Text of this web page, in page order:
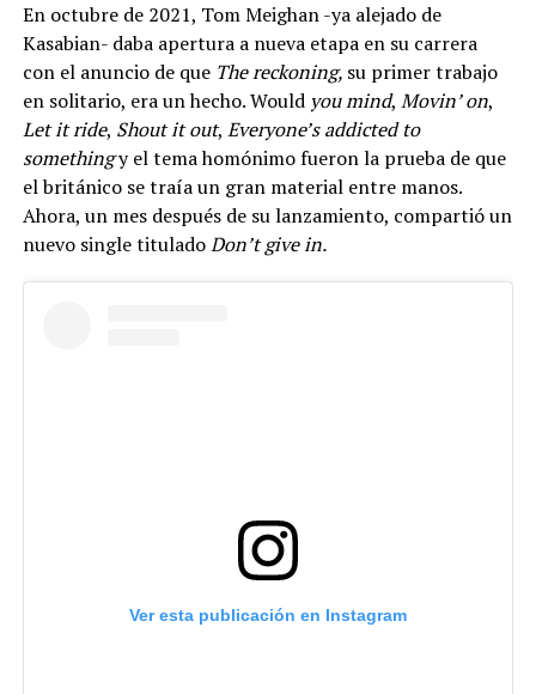
En octubre de 2021, Tom Meighan -ya alejado de
Kasabian- daba apertura a nueva etapa en su carrera
con el anuncio de que The reckoning, su primer trabajo
en solitario, era un hecho. Would you mind, Movin’ on,
Let it ride, Shout it out, Everyone’s addicted to
somethingy el tema homónimo fueron la prueba de que
el británico se traía un gran material entre manos.
Ahora, un mes después de su lanzamiento, compartió un
nuevo single tituladoDon’t give in.
Ver esta publicación en Instagram